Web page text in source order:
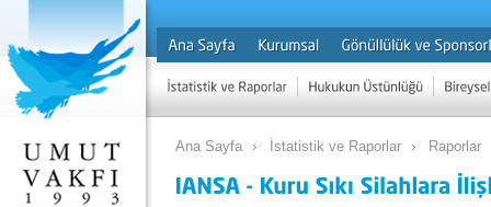
Ana Sayfa İstatistik ve Raporlar Raporlar